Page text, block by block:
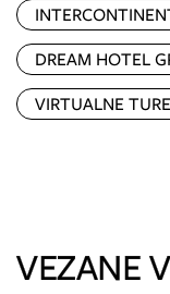
DREAM HOTEL
VIRTUALNE TURE
VEZANE